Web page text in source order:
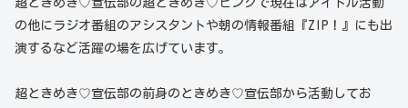
の他にラジオ番組のアシスタントや朝の情報番組『ZIP！』にも出
演するなど活躍の場を広げています。
超ときめき♡宣伝部の前身のときめき♡宣伝部から活動してお